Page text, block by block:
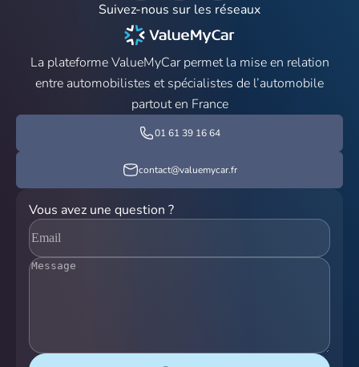
Suivez-nous sur les réseaux
La plateforme ValueMyCar permet la mise en relation
entre automobilistes et spécialistes de l’automobile
partout en France
01 61 39 16 64
contact@valuemycar.fr
Vous avez une question ?